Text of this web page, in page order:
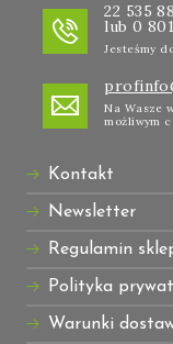
22 535
lub 0
Jesteśmy
Na Wasze
możliwym
Kontakt
Newsletter
Regulamin
Polityka
Warunki